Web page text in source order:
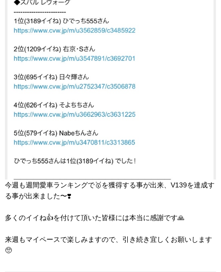
今週も週間愛車ランキングで🥇を獲得する事が出来、V139を達成す
る事が出来ました〜❣️
多くのイイね👍を付けて頂いた皆様には本当に感謝です🙏
来週もマイペースで楽しみますので、引き続き宜しくお願いします
🥺